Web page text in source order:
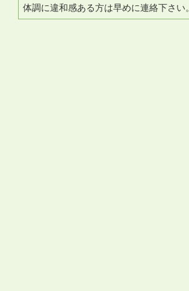
体調に違和感ある方は早めに連絡下さい。